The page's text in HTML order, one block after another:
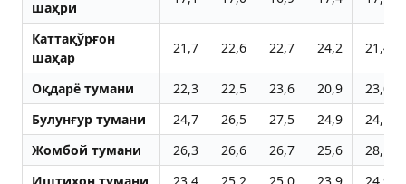
шаҳри
Каттақўрғон
шаҳар
21,7 22,6 22,7 24,2 21,4
Оқдарё тумани 22,3 22,5 23,6 20,9
23,0
Булунғур тумани
24,7 26,5 27,5 24,9
24,1
Жомбой тумани
26,3 26,6 26,7 25,6
28,1